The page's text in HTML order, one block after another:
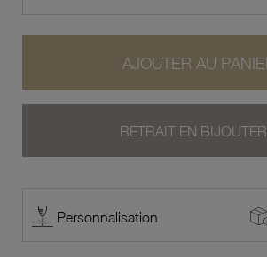
AJOUTER AU
RETRAIT EN
Personnalisation